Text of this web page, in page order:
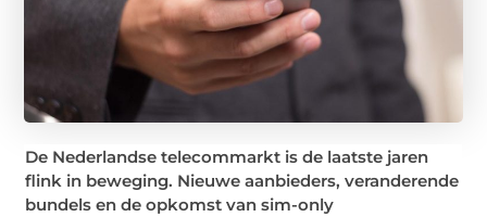
De Nederlandse telecommarkt is de laatste jaren
flink in beweging. Nieuwe aanbieders, veranderende
bundels en de opkomst van sim-only